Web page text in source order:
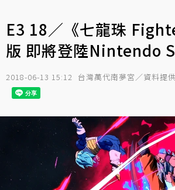
E3 18／《七龍珠
版 即將登陸Nintendo
2018-06-13 15:12 台灣萬代南夢宮／資料提供